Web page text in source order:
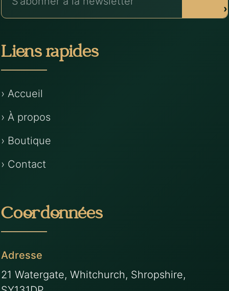
›
Liens rapides
› Accueil
› À propos
› Boutique
› Contact
Coordonnées
Adresse
21 Watergate, Whitchurch, Shropshire,